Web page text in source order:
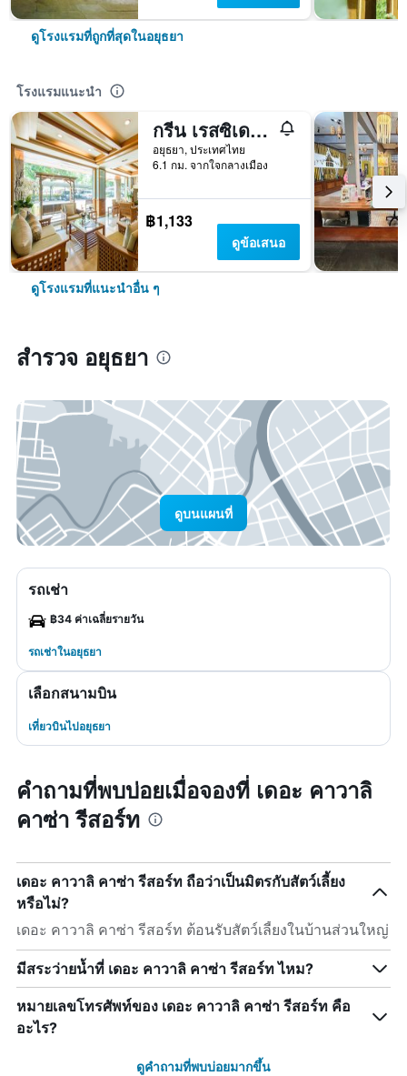
ดูโรงแรมที่ถูกที่สุดในอยุธยา
โรงแรมแนะนำ
กรีน เรสซิเดนซ์ อยุธยา - SHA Plus
อยุธยา, ประเทศไทย
6.1 กม. จากใจกลางเมือง
฿1,133
ดูข้อเสนอ
ดูโรงแรมที่แนะนำอื่น ๆ
สำรวจ อยุธยา
ดูบนแผนที่
รถเช่า
฿34 ค่าเฉลี่ยรายวัน
รถเช่าในอยุธยา
เลือกสนามบิน
เที่ยวบินไปอยุธยา
คำถามที่พบบ่อยเมื่อจองที่ เดอะ คาวาลิ
คาซ่า รีสอร์ท
เดอะ คาวาลิ คาซ่า รีสอร์ท ถือว่าเป็นมิตรกับสัตว์เลี้ยง
หรือไม่?
เดอะ คาวาลิ คาซ่า รีสอร์ท ต้อนรับสัตว์เลี้ยงในบ้านส่วนใหญ่
มีสระว่ายน้ำที่ เดอะ คาวาลิ คาซ่า รีสอร์ท ไหม?
หมายเลขโทรศัพท์ของ เดอะ คาวาลิ คาซ่า รีสอร์ท คือ
อะไร?
ดูคำถามที่พบบ่อยมากขึ้น